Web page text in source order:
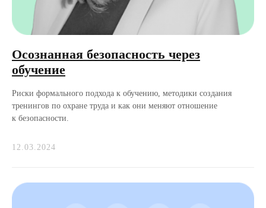
Осознанная безопасность через
обучение
Риски формального подхода к обучению, методики создания
тренингов по охране труда и как они меняют отношение
к безопасности.
12.03.2024